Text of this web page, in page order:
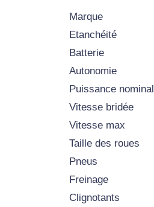
Marque
Etanchéité
Batterie
Autonomie
Puissance
Vitesse bridée
Vitesse max
Taille des roues
Pneus
Freinage
Clignotants